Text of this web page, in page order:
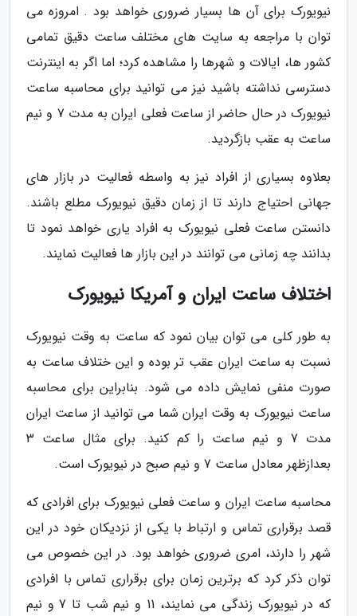
نیویورک برای آن ها بسیار ضروری خواهد بود . امروزه می
توان با مراجعه به سایت های مختلف ساعت دقیق تمامی
کشور ها، ایالات و شهرها را مشاهده کرد؛ اما اگر به اینترنت
دسترسی نداشته باشید نیز می توانید برای محاسبه ساعت
نیویورک در حال حاضر از ساعت فعلی ایران به مدت 7 و نیم
ساعت به عقب بازگردید.
بعلاوه بسیاری از افراد نیز به واسطه فعالیت در بازار های
جهانی احتیاج دارند تا از زمان دقیق نیویورک مطلع باشند.
دانستن ساعت فعلی نیویورک به افراد یاری خواهد نمود تا
بدانند چه زمانی می توانند در این بازار ها فعالیت نمایند.
اختلاف ساعت ایران و آمریکا نیویورک
به طور کلی می توان بیان نمود که ساعت به وقت نیویورک
نسبت به ساعت ایران عقب تر بوده و این ختلاف ساعت به
صورت منفی نمایش داده می شود. بنابراین برای محاسبه
ساعت نیویورک به وقت ایران شما می توانید از ساعت ایران
مدت 7 و نیم ساعت را کم کنید. برای مثال ساعت 3
بعدازظهر معادل ساعت 7 و نیم صبح در نیویورک است.
محاسبه ساعت ایران و ساعت فعلی نیویورک برای افرادی که
قصد برقراری تماس و ارتباط با یکی از نزدیکان خود در این
شهر را دارند، امری ضروری خواهد بود. در این خصوص می
توان ذکر کرد که برترین زمان برای برقراری تماس با افرادی
که در نیویورک زندگی می نمایند، 11 و نیم شب تا 7 و نیم